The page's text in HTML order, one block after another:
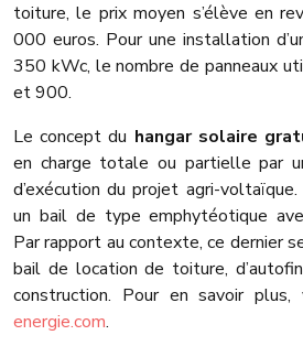
toiture, le prix moyen s’élève en
000 euros. Pour une installation
350 kWc, le nombre de panneaux
et 900.
Le concept du hangar solaire
en charge totale ou partielle par
d’exécution du projet agri-
un bail de type emphytéotique
Par rapport au contexte, ce dernier
bail de location de toiture,
construction. Pour en savoir
energie.com.